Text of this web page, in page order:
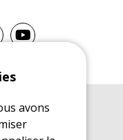
avons